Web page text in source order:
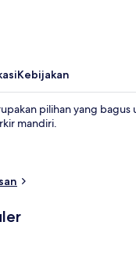
Kebijakan
pilihan yang
mandiri.